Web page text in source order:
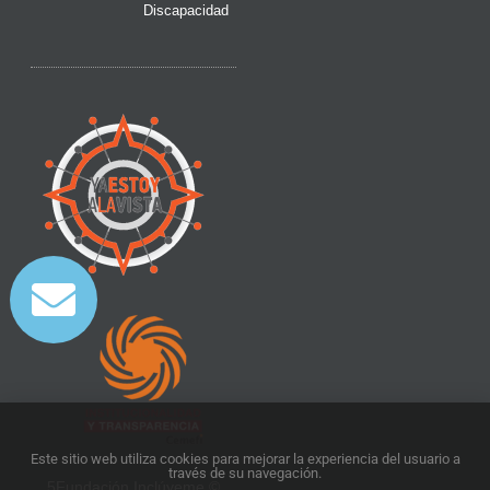
Discapacidad
Este sitio web utiliza cookies para mejorar la experiencia del usuario a
través de su navegación.